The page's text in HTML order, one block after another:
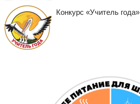
Конкурс «Учитель года»